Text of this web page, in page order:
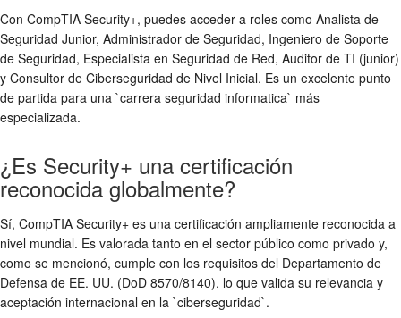
Con CompTIA Security+, puedes acceder a roles como Analista de
Seguridad Junior, Administrador de Seguridad, Ingeniero de Soporte
de Seguridad, Especialista en Seguridad de Red, Auditor de TI (junior)
y Consultor de Ciberseguridad de Nivel Inicial. Es un excelente punto
de partida para una `carrera seguridad informatica` más
especializada.
¿Es Security+ una certificación
reconocida globalmente?
Sí, CompTIA Security+ es una certificación ampliamente reconocida a
nivel mundial. Es valorada tanto en el sector público como privado y,
como se mencionó, cumple con los requisitos del Departamento de
Defensa de EE. UU. (DoD 8570/8140), lo que valida su relevancia y
aceptación internacional en la `ciberseguridad`.